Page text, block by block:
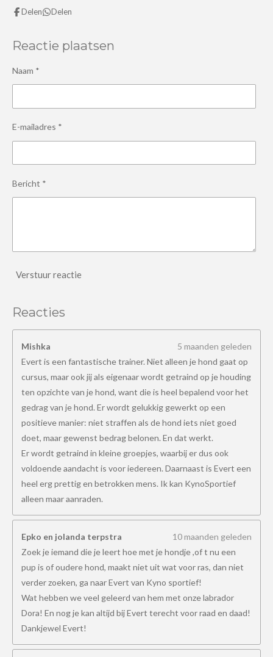
Delen Delen
Reactie plaatsen
Naam *
E-mailadres *
Bericht *
Verstuur reactie
Reacties
Mishka
5 maanden geleden
Evert is een fantastische trainer. Niet alleen je hond gaat op
cursus, maar ook jij als eigenaar wordt getraind op je houding
ten opzichte van je hond, want die is heel bepalend voor het
gedrag van je hond. Er wordt gelukkig gewerkt op een
positieve manier: niet straffen als de hond iets niet goed
doet, maar gewenst bedrag belonen. En dat werkt.
Er wordt getraind in kleine groepjes, waarbij er dus ook
voldoende aandacht is voor iedereen. Daarnaast is Evert een
heel erg prettig en betrokken mens. Ik kan KynoSportief
alleen maar aanraden.
Epko en jolanda terpstra
10 maanden geleden
Zoek je iemand die je leert hoe met je hondje ,of t nu een
pup is of oudere hond, maakt niet uit wat voor ras, dan niet
verder zoeken, ga naar Evert van Kyno sportief!
Wat hebben we veel geleerd van hem met onze labrador
Dora! En nog je kan altijd bij Evert terecht voor raad en daad!
Dankjewel Evert!